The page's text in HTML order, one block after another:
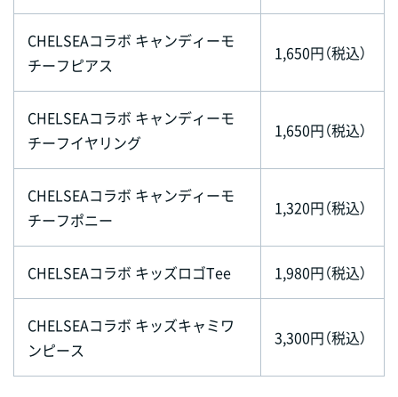
CHELSEAコラボ キャンディーモ
チーフピアス
1,650円（税込）
CHELSEAコラボ キャンディーモ
チーフイヤリング
1,650円（税込）
CHELSEAコラボ キャンディーモ
チーフポニー
1,320円（税込）
CHELSEAコラボ キッズロゴTee 1,980円（税込）
CHELSEAコラボ キッズキャミワ
ンピース
3,300円（税込）